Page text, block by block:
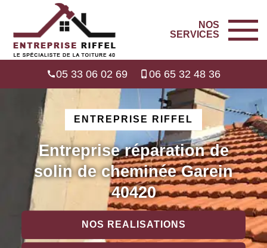
NOS
SERVICES
05 33 06 02 69 06 65 32 48 36
ENTREPRISE RIFFEL
Entreprise réparation de
solin de cheminée Garein
40420
NOS REALISATIONS